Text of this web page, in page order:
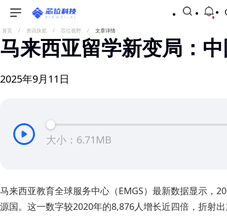
首页 / 资讯快览 / 芯位视野 / 文章详情
马来西亚留学新变局：
2025年9月11日
大小：6.71MB
马来西亚教育全球服务中心（EMGS）最新数据显示，
源国。这一数字较2020年的8,876人增长近四倍，折射